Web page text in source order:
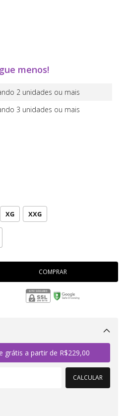
menos!
2 unidades ou mais
3 unidades ou mais
XG XXG
grátis a partir de R$229,00
CALCULAR